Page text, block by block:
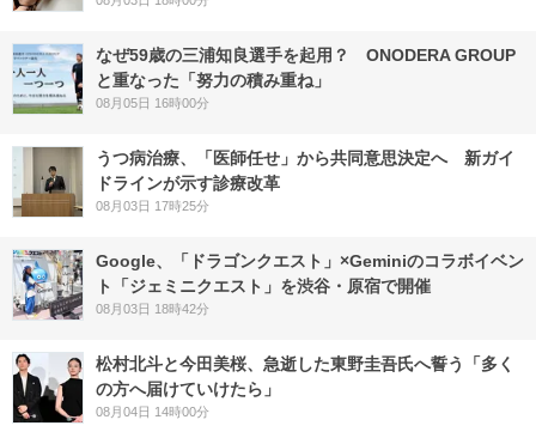
なぜ59歳の三浦知良選手を起用？ ONODERA GROUP
と重なった「努力の積み重ね」
08月05日 16時00分
うつ病治療、「医師任せ」から共同意思決定へ 新ガイ
ドラインが示す診療改革
08月03日 17時25分
Google、「ドラゴンクエスト」×Geminiのコラボイベン
ト「ジェミニクエスト」を渋谷・原宿で開催
08月03日 18時42分
松村北斗と今田美桜、急逝した東野圭吾氏へ誓う「多く
の方へ届けていけたら」
08月04日 14時00分